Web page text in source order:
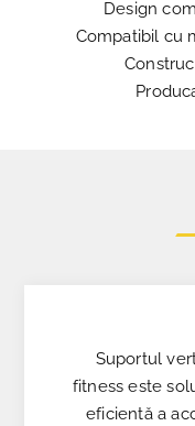
Design
Compatibil cu
Suportul
fitness este
eficientă a